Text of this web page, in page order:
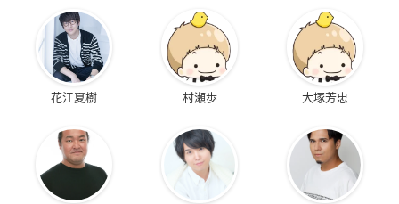
花江夏樹 村瀬歩 大塚芳忠